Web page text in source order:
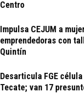
Centro
Impulsa CEJUM a
emprendedoras con
Quintín
Desarticula FGE
Tecate; van 17